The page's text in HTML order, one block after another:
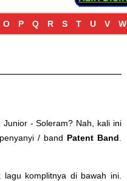
O P Q R S T U V W
Junior - Soleram? Nah, kali ini
/ band Patent Band
komplitnya di bawah ini.